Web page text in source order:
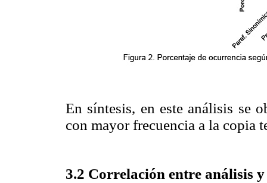
En síntesis, en este análisis se
con mayor frecuencia a la copia
3.2 Correlación entre análisis